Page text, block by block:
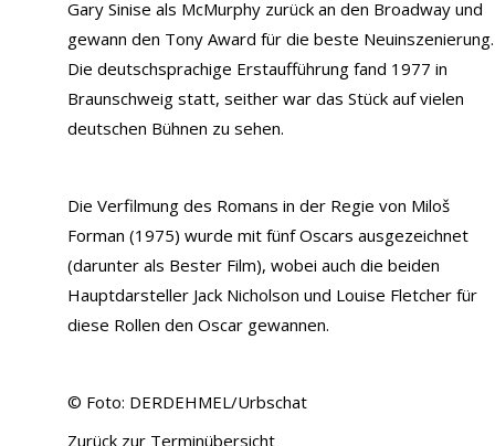
Gary Sinise als McMurphy zurück an den Broadway und
gewann den Tony Award für die beste Neuinszenierung.
Die deutschsprachige Erstaufführung fand 1977 in
Braunschweig statt, seither war das Stück auf vielen
deutschen Bühnen zu sehen.
Die Verfilmung des Romans in der Regie von Miloš
Forman (1975) wurde mit fünf Oscars ausgezeichnet
(darunter als Bester Film), wobei auch die beiden
Hauptdarsteller Jack Nicholson und Louise Fletcher für
diese Rollen den Oscar gewannen.
© Foto: DERDEHMEL/Urbschat
Zurück zur Terminübersicht